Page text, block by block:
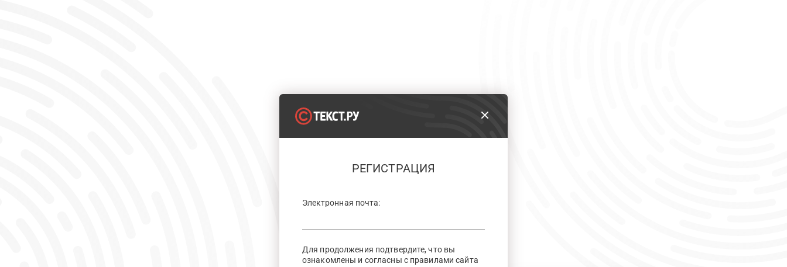
РЕГИСТРАЦИЯ
Электронная почта:
Для продолжения подтвердите, что вы
ознакомлены и согласны с правилами сайта